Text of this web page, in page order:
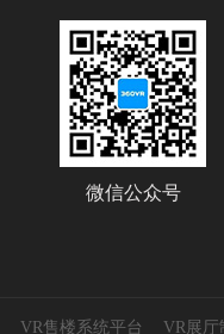
微信公众号
VR售楼系统平台 VR展厅